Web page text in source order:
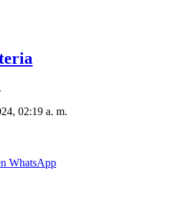
02:19 a. m.
WhatsApp